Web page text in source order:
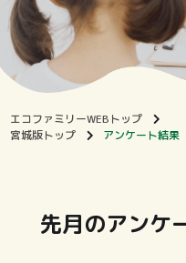
エコファミリーWEBトップ
宮城版トップ
アンケート結果
先月のアンケ